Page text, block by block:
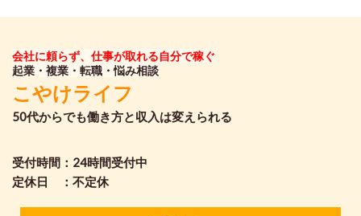
会社に頼らず、仕事が取れる自分で稼ぐ
起業・複業・転職・悩み相談
こやけライフ
50代からでも働き方と収入は変えられる
受付時間：24時間受付中
定休日 ：不定休